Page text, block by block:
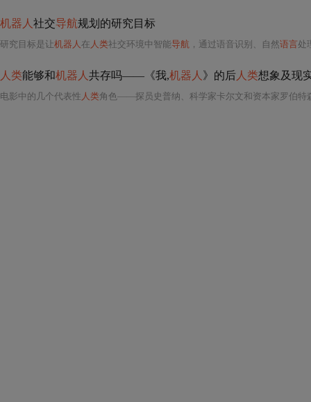
机器人 社交导航规划的研究目标
研究目标是让机器人在 人类社交环境中智能导航 ，通过语音识别、自然语言处
人类能够和机器人 共存吗——《我,机器人 》的后 人类想象及现
电影中的几个代表性 人类角色——探员史普纳、科学家卡尔文和资本家罗伯特